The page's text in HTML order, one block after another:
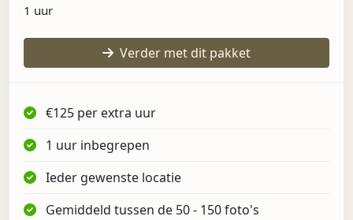
1 uur
Verder met dit pakket
€125 per extra uur
1 uur inbegrepen
Ieder gewenste locatie
Gemiddeld tussen de 50 - 150 foto's